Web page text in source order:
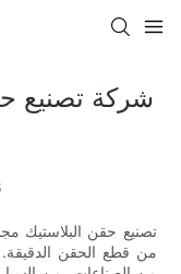
شركة تصنيع
تصنيع حقن البلاستيك
من قطع الحقن